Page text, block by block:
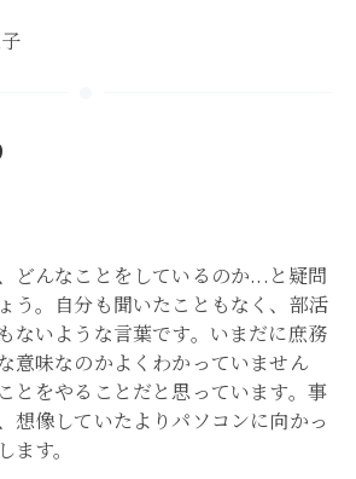
どんなことをしているのか...と疑問
う。自分も聞いたこともなく、部活
ないような言葉です。いまだに庶務
意味なのかよくわかっていません
とをやることだと思っています。事
想像していたよりパソコンに向かっ
す。